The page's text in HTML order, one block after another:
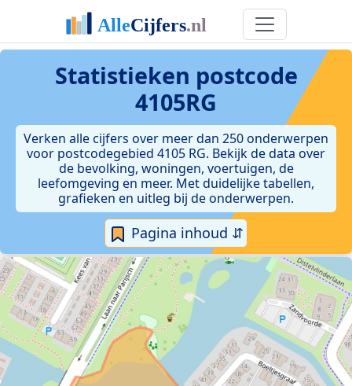
Statistieken postcode
4105RG
Verken alle cijfers over meer dan 250 onderwerpen
voor postcodegebied 4105 RG. Bekijk de data over
de bevolking, woningen, voertuigen, de
leefomgeving en meer. Met duidelijke tabellen,
grafieken en uitleg bij de onderwerpen.
Pagina inhoud ⇵